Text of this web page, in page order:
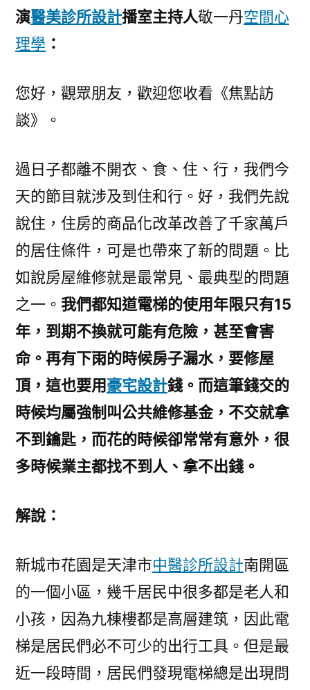
共
金
JIUYI
意
室
設
計
使
用
率
不
百
分
之
一
_
門
戶
－
國
家
發
演醫美診所設計播室主持人敬一丹空間心
理學 ：
您好，觀眾朋友，歡迎您收看《焦點訪
談》。
過日子都離不開衣、食、住、行，我們今
天的節目就涉及到住和行。好，我們先說
說住，住房的商品化改革改善了千家萬戶
的居住條件，可是也帶來了新的問題。比
如說房屋維修就是最常見、最典型的問題
之一。 我們都知道電梯的使用年限只有15
年，到期不換就可能有危險，甚至會害
命。再有下雨的時候房子漏水，要修屋
頂，這也要用豪宅設計錢。而這筆錢交的
時候均屬強制叫公共維修基金，不交就拿
不到鑰匙，而花的時候卻常常有意外，很
多時候業主都找不到人、拿不出錢。
解說：
新城市花園是天津市中醫診所設計南開區
的一個小區，幾千居民中很多都是老人和
小孩，因為九棟樓都是高層建筑，因此電
梯是居民們必不可少的出行工具。但是最
近一段時間，居民們發現電梯總是出現問